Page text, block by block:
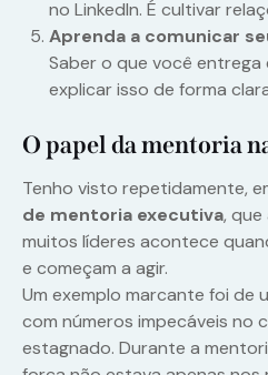
no LinkedIn. É cultivar
Aprenda a comunicar
Saber o que você
explicar isso de forma
O papel da mentoria
Tenho visto repetidamente,
de mentoria executiva,
muitos líderes acontece
e começam a agir.
Um exemplo marcante foi de
com números impecáveis no
estagnado. Durante a